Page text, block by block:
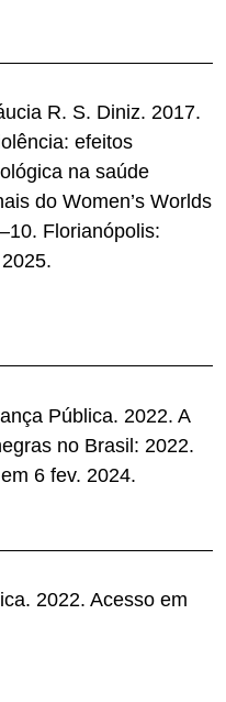
R. S. Diniz. 2017.
efeitos
na saúde
do Women’s Worlds
Florianópolis:
Pública. 2022. A
no Brasil: 2022.
6 fev. 2024.
2022. Acesso em